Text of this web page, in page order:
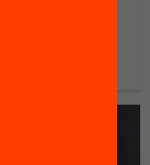
de la
i les seves
i socials